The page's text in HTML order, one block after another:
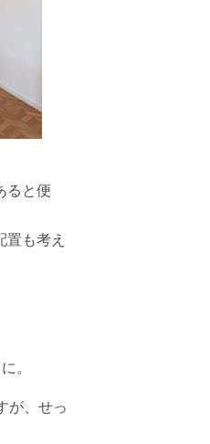
ると便
も考え
。
が、せっ